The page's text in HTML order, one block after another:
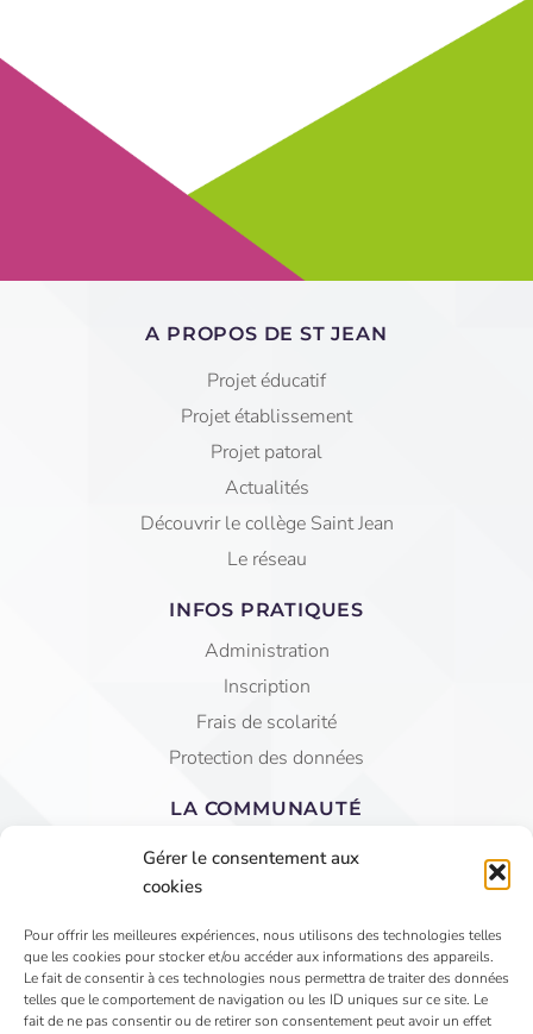
Gérer le consentement aux
cookies
Pour offrir les meilleures expériences, nous utilisons des technologies telles
que les cookies pour stocker et/ou accéder aux informations des appareils.
Le fait de consentir à ces technologies nous permettra de traiter des données
telles que le comportement de navigation ou les ID uniques sur ce site. Le
fait de ne pas consentir ou de retirer son consentement peut avoir un effet
A PROPOS DE ST JEAN
Projet éducatif
Projet établissement
Projet patoral
Actualités
Découvrir le collège Saint Jean
Le réseau
INFOS PRATIQUES
Administration
Inscription
Frais de scolarité
Protection des données
LA COMMUNAUTÉ
Equipe éducative
AGEC Saint Jean
4 Rue du Faubourg St Jean - VIHIERS 49310 LYS
HAUT LAYON